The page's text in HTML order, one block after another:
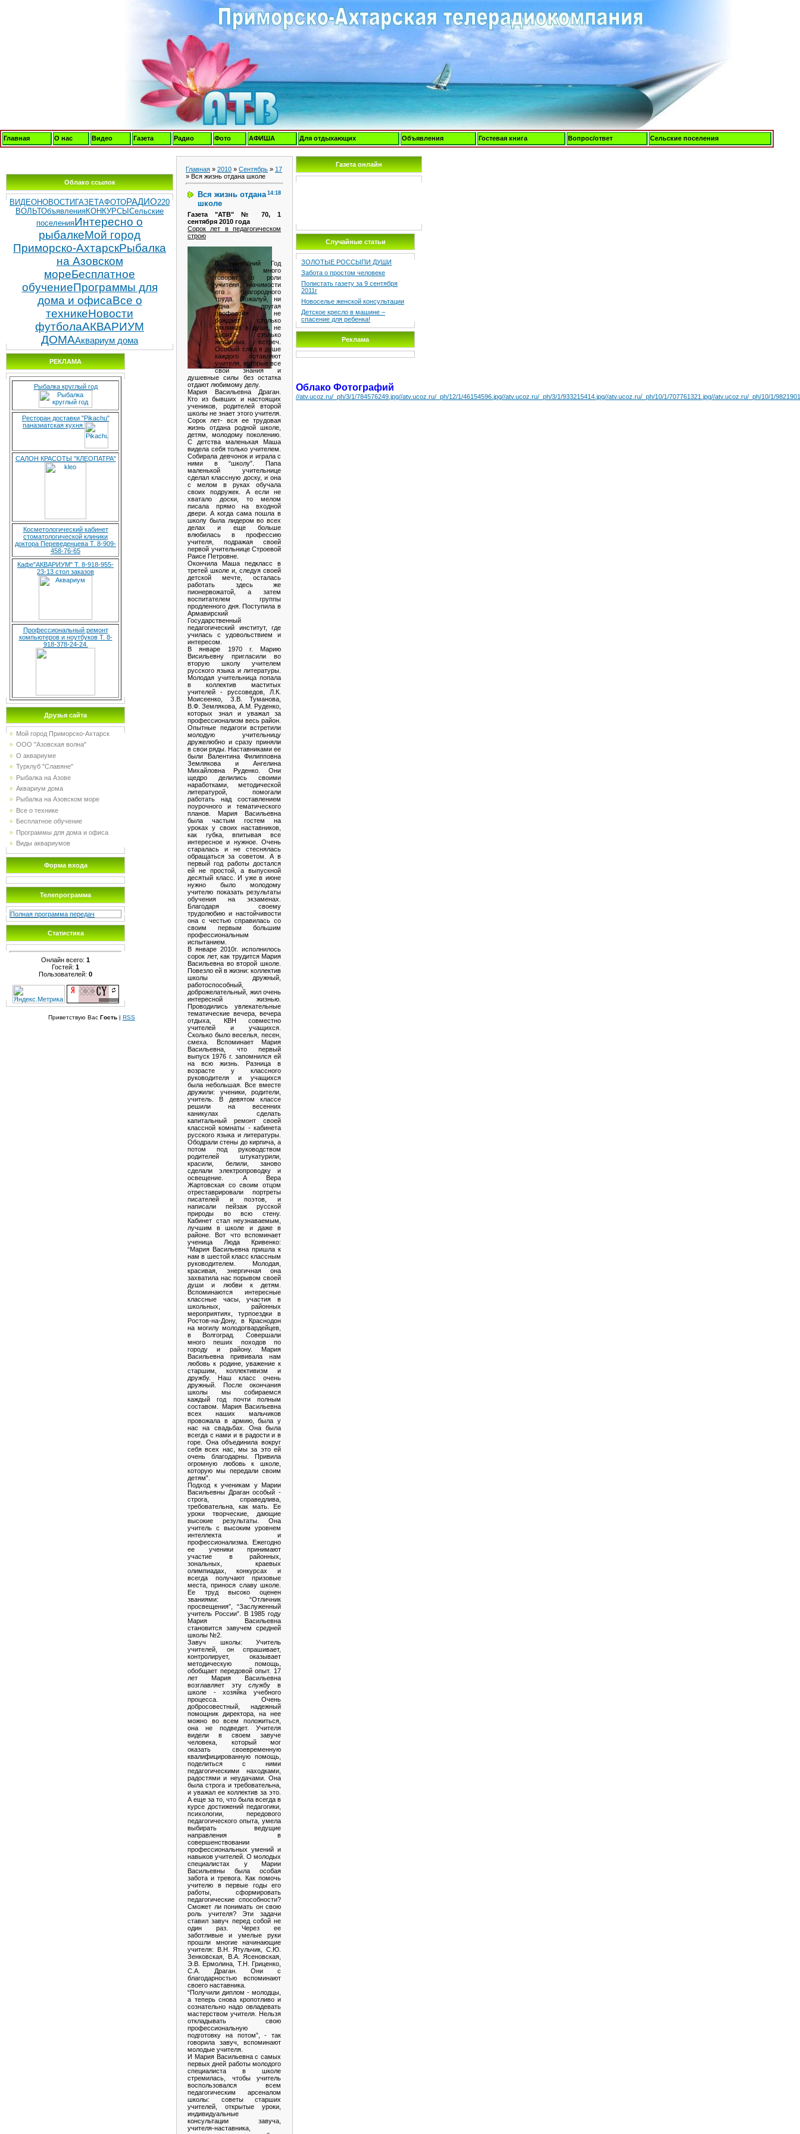
Главная О нас Видео Газета Радио Фото АФИША Для отдыхающих Объявления Гостевая книга Вопрос/ответ Сельские поселения
Облако ссылок
ВИДЕОНОВОСТИ ГАЗЕТАФОТОРАДИО220
ВОЛЬТОбъявленияКОНКУРСЫ Сельские
поселенияИнтересно о
рыбалкеМой город
Приморско-АхтарскРыбалка
на Азовском
мореБесплатное
обучениеПрограммы для
дома и офисаВсе о
техникеНовости
футболаАКВАРИУМ
ДОМААквариум дома
РЕКЛАМА
Рыбалка круглый год
Ресторан доставки "Pikachu"
паназиатская кухня
САЛОН КРАСОТЫ "КЛЕОПАТРА"
Косметологический кабинет
стоматологической клиники
доктора Переведенцева Т. 8-909-
458-76-65
Кафе"АКВАРИУМ" Т. 8-918-955-
23-13 стол заказов
Профессиональный ремонт
компьютеров и ноутбуков Т. 8-
918-378-24-24.
Друзья сайта
Мой город Приморско-Ахтарск
ООО "Азовская волна"
О аквариуме
Турклуб "Славяне"
Рыбалка на Азове
Аквариум дома
Рыбалка на Азовском море
Все о технике
Бесплатное обучение
Программы для дома и офиса
Виды аквариумов
Форма входа
Телепрограмма
Полная программа передач
Статистика
Онлайн всего: 1
Гостей: 1
Пользователей: 0
Приветствую Вас Гость | RSS
Главная » 2010 » Сентябрь » 17
» Вся жизнь отдана школе
14:18
Вся жизнь отдана
школе
Газета "АТВ" № 70, 1
сентября 2010 года
Сорок лет в педагогическом
строю
В нынешний Год
учителя много
говорят о роли
учителя, значимости
его благородного
труда. Пожалуй, ни
одна другая
профессия не
рождает столько
откликов в душе, не
дарит столько
желанных встреч.
Особый след в душе
каждого оставляют
учителя, которые все
свои знания и
душевные силы без остатка
отдают любимому делу.
Мария Васильевна Драган.
Кто из бывших и настоящих
учеников, родителей второй
школы не знает этого учителя.
Сорок лет- вся ее трудовая
жизнь отдана родной школе,
детям, молодому поколению.
С детства маленькая Маша
видела себя только учителем.
Собирала девчонок и играла с
ними в “школу”. Папа
маленькой учительнице
сделал классную доску, и она
с мелом в руках обучала
своих подружек. А если не
хватало доски, то мелом
писала прямо на входной
двери. А когда сама пошла в
школу была лидером во всех
делах и еще больше
влюбилась в профессию
учителя, подражая своей
первой учительнице Строевой
Раисе Петровне.
Окончила Маша педкласс в
третей школе и, следуя своей
детской мечте, осталась
работать здесь же
пионервожатой, а затем
воспитателем группы
продленного дня. Поступила в
Армавирский
Государственный
педагогический институт, где
училась с удовольствием и
интересом.
В январе 1970 г. Марию
Висильевну пригласили во
вторую школу учителем
русского языка и литературы.
Молодая учительница попала
в коллектив маститых
учителей - руссоведов, Л.К.
Моисеенко, З.В. Туманова,
В.Ф. Землякова, А.М. Руденко,
которых знал и уважал за
профессионализм весь район.
Опытные педагоги встретили
молодую учительницу
дружелюбно и сразу приняли
в свои ряды. Наставниками ее
были Валентина Филипповна
Землякова и Ангелина
Михайловна Руденко. Они
щедро делились своими
наработками, методической
литературой, помогали
работать над составлением
поурочного и тематического
планов. Мария Васильевна
была частым гостем на
уроках у своих наставников,
как губка, впитывая все
интересное и нужное. Очень
старалась и не стеснялась
обращаться за советом. А в
первый год работы достался
ей не простой, а выпускной
десятый класс. И уже в июне
нужно было молодому
учителю показать результаты
обучения на экзаменах.
Благодаря своему
трудолюбию и настойчивости
она с честью справилась со
своим первым большим
профессиональным
испытанием.
В январе 2010г. исполнилось
сорок лет, как трудится Мария
Васильевна во второй школе.
Повезло ей в жизни: коллектив
школы дружный,
работоспособный,
доброжелательный, жил очень
интересной жизнью.
Проводились увлекательные
тематические вечера, вечера
отдыха, КВН совместно
учителей и учащихся.
Сколько было веселья, песен,
смеха. Вспоминает Мария
Васильевна, что первый
выпуск 1976 г. запомнился ей
на всю жизнь. Разница в
возрасте у классного
руководителя и учащихся
была небольшая. Все вместе
дружили: ученики, родители,
учитель. В девятом классе
решили на весенних
каникулах сделать
капитальный ремонт своей
классной комнаты - кабинета
русского языка и литературы.
Ободрали стены до кирпича, а
потом под руководством
родителей штукатурили,
красили, белили, заново
сделали электропроводку и
освещение. А Вера
Жартовская со своим отцом
отреставрировали портреты
писателей и поэтов, и
написали пейзаж русской
природы во всю стену.
Кабинет стал неузнаваемым,
лучшим в школе и даже в
районе. Вот что вспоминает
ученица Люда Кривенко:
“Мария Васильевна пришла к
нам в шестой класс классным
руководителем. Молодая,
красивая, энергичная она
захватила нас порывом своей
души и любви к детям.
Вспоминаются интересные
классные часы, участия в
школьных, районных
мероприятиях, турпоездки в
Ростов-на-Дону, в Краснодон
на могилу молодогвардейцев,
в Волгоград. Совершали
много пеших походов по
городу и району. Мария
Васильевна прививала нам
любовь к родине, уважение к
старшим, коллективизм и
дружбу. Наш класс очень
дружный. После окончания
школы мы собираемся
каждый год почти полным
составом. Мария Васильевна
всех наших мальчиков
провожала в армию, была у
нас на свадьбах. Она была
всегда с нами и в радости и в
горе. Она объединила вокруг
себя всех нас, мы за это ей
очень благодарны. Привила
огромную любовь к школе,
которую мы передали своим
детям”.
Подход к ученикам у Марии
Васильевны Драган особый -
строга, справедлива,
требовательна, как мать. Ее
уроки творческие, дающие
высокие результаты. Она
учитель с высоким уровнем
интеллекта и
профессионализма. Ежегодно
ее ученики принимают
участие в районных,
зональных, краевых
олимпиадах, конкурсах и
всегда получают призовые
места, принося славу школе.
Ее труд высоко оценен
званиями: “Отличник
просвещения”, “Заслуженный
учитель России”. В 1985 году
Мария Васильевна
становится завучем средней
школы №2.
Завуч школы: Учитель
учителей, он спрашивает,
контролирует, оказывает
методическую помощь,
обобщает передовой опыт. 17
лет Мария Васильевна
возглавляет эту службу в
школе - хозяйка учебного
процесса. Очень
добросовестный, надежный
помощник директора, на нее
можно во всем положиться,
она не подведет. Учителя
видели в своем завуче
человека, который мог
оказать своевременную
квалифицированную помощь,
поделиться с ними
педагогическими находками,
радостями и неудачами. Она
была строга и требовательна,
и уважал ее коллектив за это.
А еще за то, что была всегда в
курсе достижений педагогики,
психологии, передового
педагогического опыта, умела
выбирать ведущие
направления в
совершенствовании
профессиональных умений и
навыков учителей. О молодых
специалистах у Марии
Васильевны была особая
забота и тревога. Как помочь
учителю в первые годы его
работы, сформировать
педагогические способности?
Сможет ли понимать он свою
роль учителя? Эти задачи
ставил завуч перед собой не
один раз. Через ее
заботливые и умелые руки
прошли многие начинающие
учителя: В.Н. Ятульчик, С.Ю.
Зенковская, В.А. Ясеновская,
Э.В. Ермолина, Т.Н. Гриценко,
С.А. Драган. Они с
благодарностью вспоминают
своего наставника.
“Получили диплом - молодцы,
а теперь снова кропотливо и
сознательно надо овладевать
мастерством учителя. Нельзя
откладывать свою
профессиональную
подготовку на потом”, - так
говорила завуч, вспоминают
молодые учителя.
И Мария Васильевна с самых
первых дней работы молодого
специалиста в школе
стремилась, чтобы учитель
воспользовался всем
педагогическим арсеналом
школы: советы старших
учителей, открытые уроки,
индивидуальные
консультации завуча,
учителя-наставника,
Газета онлайн
Случайные статьи
ЗОЛОТЫЕ РОССЫПИ ДУШИ
Забота о простом человеке
Полистать газету за 9 сентября
2011г
Новоселье женской консультации
Детское кресло в машине –
спасение для ребенка!
Реклама
Облако Фотографий
//atv.ucoz.ru/_ph/3/1/784576249.jpg//atv.ucoz.ru/_ph/12/1/46154596.jpg//atv.ucoz.ru/_ph/3/1/933215414.jpg//atv.ucoz.ru/_ph/10/1/707761321.jpg//atv.ucoz.ru/_ph/10/1/